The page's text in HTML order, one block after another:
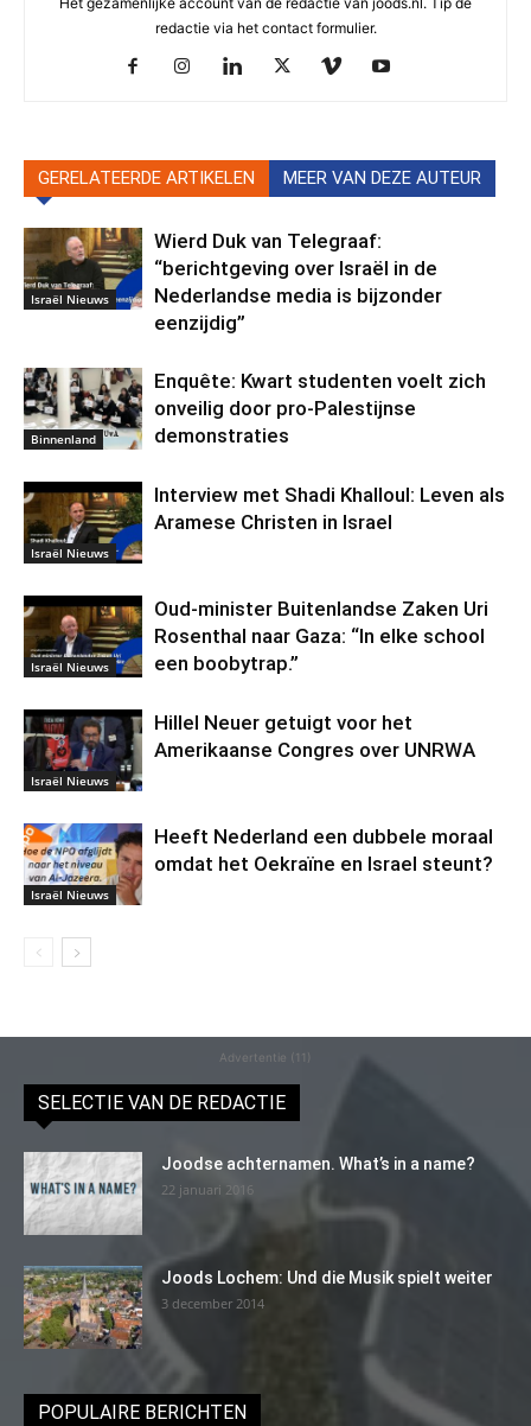
redactie via het contact formulier.
GERELATEERDE ARTIKELEN MEER VAN DEZE AUTEUR
Israël Nieuws
Wierd Duk van Telegraaf:
“berichtgeving over Israël in de
Nederlandse media is bijzonder
eenzijdig”
Binnenland
Enquête: Kwart studenten voelt zich
onveilig door pro-Palestijnse
demonstraties
Israël Nieuws
Interview met Shadi Khalloul: Leven als
Aramese Christen in Israel
Israël Nieuws
Oud-minister Buitenlandse Zaken Uri
Rosenthal naar Gaza: “In elke school
een boobytrap.”
Israël Nieuws
Hillel Neuer getuigt voor het
Amerikaanse Congres over UNRWA
Israël Nieuws
Heeft Nederland een dubbele moraal
omdat het Oekraïne en Israel steunt?
Advertentie (11)
SELECTIE VAN DE REDACTIE
Joodse achternamen. What’s in a name?
22 januari 2016
Joods Lochem: Und die Musik spielt weiter
3 december 2014
POPULAIRE BERICHTEN